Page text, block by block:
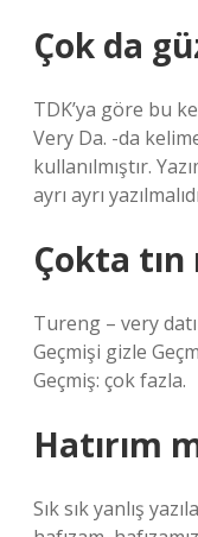
Çok da
TDK’ya göre bu
Very Da. -da
kullanılmıştır.
ayrı ayrı
Çokta tın
Tureng – very
Geçmişi gizle
Geçmiş: çok fazla.
Hatırım
Sık sık yanlış